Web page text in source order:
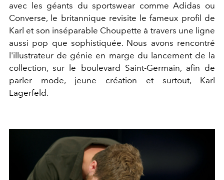
avec les géants du sportswear comme Adidas ou
Converse, le britannique revisite le fameux profil de
Karl et son inséparable Choupette à travers une ligne
aussi pop que sophistiquée. Nous avons rencontré
l'illustrateur de génie en marge du lancement de la
collection, sur le boulevard Saint-Germain, afin de
parler mode, jeune création et surtout, Karl
Lagerfeld.